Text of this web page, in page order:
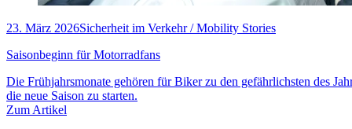
23. März 2026Sicherheit im Verkehr / Mobility Stories
Saisonbeginn für Motorradfans
Die Frühjahrsmonate gehören für Biker zu den gefährlichsten des
die neue Saison zu starten.
Zum Artikel